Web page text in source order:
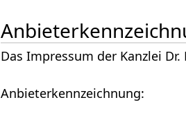
Das Impressum der Kanzlei
Anbieterkennzeichnung: